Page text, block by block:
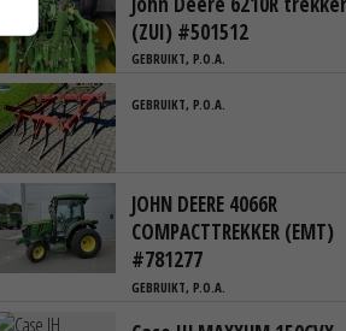
(ZUI) #501512
GEBRUIKT, P.O.A.
GEBRUIKT, P.O.A.
JOHN DEERE 4066R
COMPACTTREKKER (EMT)
#781277
GEBRUIKT, P.O.A.